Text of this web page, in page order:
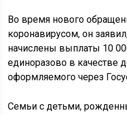
Во время нового
коронавирусом, он
начислены выплаты 10
единоразово в качестве
оформляемого через
Семьи с детьми,